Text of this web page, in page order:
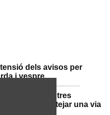
dels avisos per
i vespre
Civil detenen tres
altra per sabotejar una via